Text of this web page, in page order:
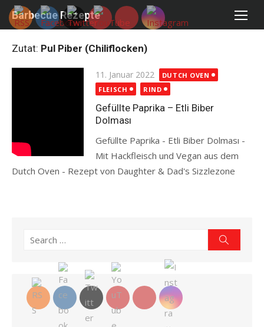
Skip
Barbecue Rezepte
Zutat: Pul Piber (Chiliflocken)
Posted
on
11. Januar 2022
DUTCH OVEN
FLEISCH
RIND
Gefüllte Paprika – Etli Biber
Dolması
Gefüllte Paprika - Etli Biber Dolması -
Mit Hackfleisch und Vegan aus dem
Dutch Oven - Rezept von Daughter & Dad's Sizzlezone
Search